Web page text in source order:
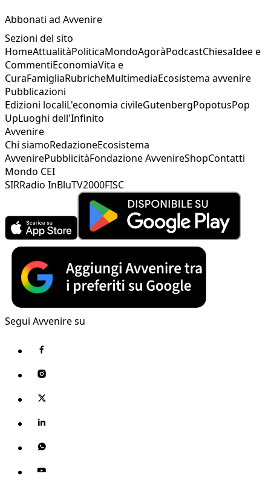
Abbonati ad Avvenire
Sezioni del sito
HomeAttualitàPoliticaMondoAgoràPodcastChiesaIdee e
CommentiEconomiaVita e
CuraFamigliaRubricheMultimediaEcosistema avvenire
Pubblicazioni
Edizioni localiL'economia civileGutenbergPopotusPop
UpLuoghi dell'Infinito
Avvenire
Chi siamoRedazioneEcosistema
AvvenirePubblicitàFondazione AvvenireShopContatti
Mondo CEI
SIRRadio InBluTV2000FISC
Segui Avvenire su